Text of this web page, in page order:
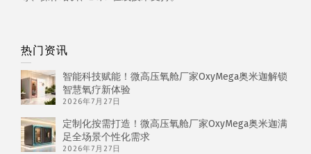
热门资讯
智能科技赋能！微高压氧舱厂家OxyMega奥米迦解锁
智慧氧疗新体验
2026年7月27日
定制化按需打造！微高压氧舱厂家OxyMega奥米迦满
足全场景个性化需求
2026年7月27日